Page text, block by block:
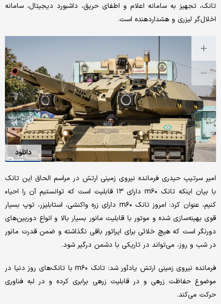
تانک‌، تجهیز به سامانه اعلام و اطفای حریق، داشبورد دیجیتال، سامانه
اخلال‌گر لیزری و هشداردهنده است.
دانلود
امیر سرتیپ حیدری فرمانده نیروی زمینی ارتش در مراسم الحاق این تانک
با بیان اینکه تانک m۶۰ دارای ۱۳ قابلیت است که توانستیم آن را احیاء
کنیم، عنوان کرد: امروز تانک m۶۰ دارای زره واکنشی، استابلیزر، توپ بسیار
قوی بهینه‌سازی شده و موتور با قابلیت مانور بسیار بالا و انواع دوربین‌های
دورنگر است که هیچ خلائی برای اپراتور باقی نگذاشته و ضمن قدرت مانور
در شب و روز، می‌تواند در تاریکی با دشمن درگیر شود.
فرمانده نیروی زمینی ارتش یادآور شد: تانک m۶۰ با تانک‌های روز دنیا در
موضوع حفاظت زرهی و در قابلیت زرهی برابری کرده و در لبه فناوری
حرکت می‌کند.